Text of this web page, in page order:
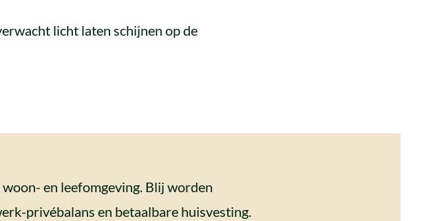
licht laten schijnen op de
en leefomgeving. Blij worden
privébalans en betaalbare huisvesting.